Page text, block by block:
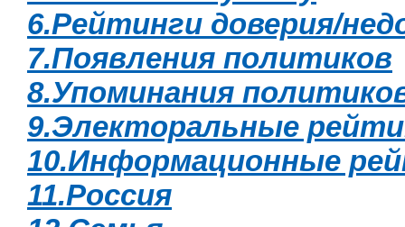
6.Рейтинги доверия/
7.Появления политиков
8.Упоминания
9.Электоральные
10.Информационные
11.Россия